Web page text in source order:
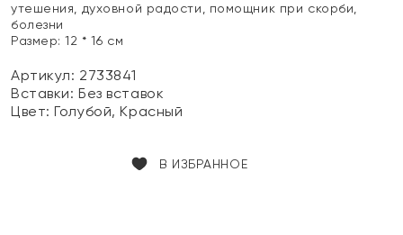
утешения, духовной радости, помощник при скорби,
болезни
Размер: 12 * 16 см
Артикул: 2733841
Вставки:Без вставок
Цвет:Голубой, Красный
В ИЗБРАННОЕ